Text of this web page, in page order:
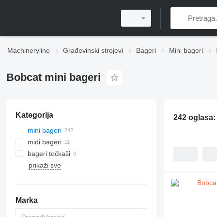
Machineryline Građevinski strojevi Bageri Mini bageri
Bobcat mini bageri
Kategorija
mini bageri
midi bageri
bageri točkaši
prikaži sve
Marka
242 oglasa: